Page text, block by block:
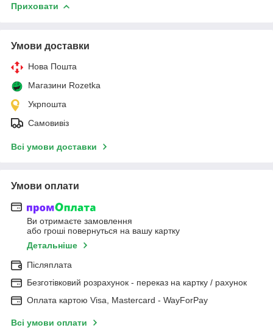
Приховати
Умови доставки
Нова Пошта
Магазини Rozetka
Укрпошта
Самовивіз
Всі умови доставки
Умови оплати
Ви отримаєте замовлення
або гроші повернуться на вашу картку
Детальніше
Післяплата
Безготівковий розрахунок - переказ на картку / рахунок
Оплата картою Visa, Mastercard - WayForPay
Всі умови оплати